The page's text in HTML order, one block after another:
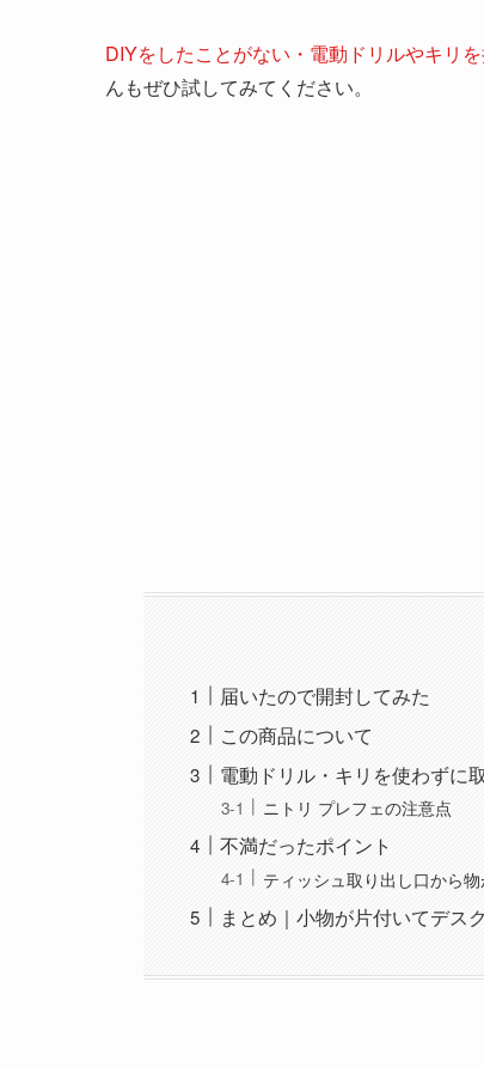
DIYをしたことがない・電動ドリルやキリ
んもぜひ試してみてください。
届いたので開封してみた
この商品について
電動ドリル・キリを使わずに
ニトリ プレフェの注意点
不満だったポイント
ティッシュ取り出し口から
まとめ｜小物が片付いてデス